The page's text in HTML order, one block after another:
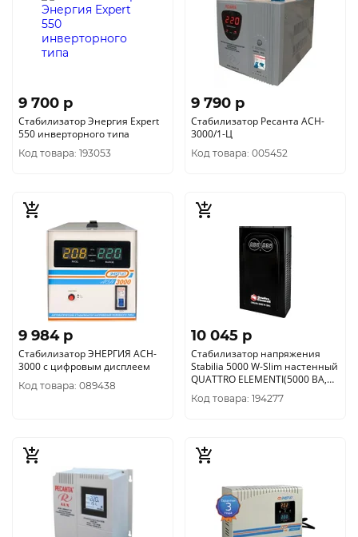
9 700 p
Стабилизатор Энергия Expert
550 инверторного типа
Код товара: 193053
9 790 p
Стабилизатор Ресанта АСН-
3000/1-Ц
Код товара: 005452
9 984 p
Cтабилизатор ЭНЕРГИЯ АСН-
3000 с цифровым дисплеем
Код товара: 089438
10 045 p
Стабилизатор напряжения
Stabilia 5000 W-Slim настенный
QUATTRO ELEMENTI(5000 ВА,
140-270 В) (917-81
Код товара: 194277